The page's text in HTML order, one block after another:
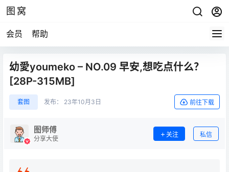
图窝
会员 帮助
幼愛youmeko – NO.09 早安,想吃点什么？
[28P-315MB]
套图 发布： 23年10月3日 前往下载
图师傅
分享大使
关注 私信